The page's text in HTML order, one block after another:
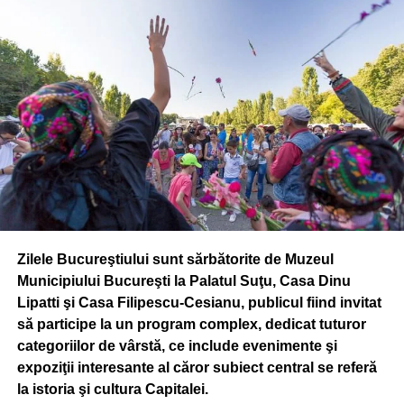
ADVERTISEMENT
RELATED TOPICS: BUCURESTI
FERENTARI
MENTALITATE
POLITIA
UP NEXT
Un traficant de droguri din Bucuresti s-a dat
singur de gol: Avea 1,2 kg de heroina in ghiozdan!
DON'T MISS
Clotilde Armand anunta intimidari mafiote: ”Sunt
filată, mi-au tăiat anvelopele mașinii ”
Zilele Bucureştiului sunt sărbătorite de Muzeul
Municipiului Bucureşti la Palatul Suţu, Casa Dinu
Lipatti şi Casa Filipescu-Cesianu, publicul fiind invitat
să participe la un program complex, dedicat tuturor
categoriilor de vârstă, ce include evenimente şi
expoziţii interesante al căror subiect central se referă
la istoria şi cultura Capitalei.